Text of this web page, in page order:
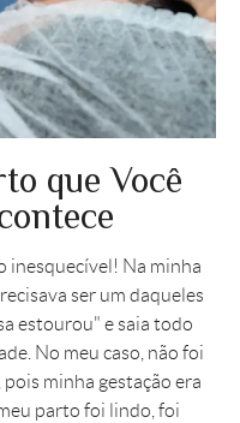
que Você
inesquecível! Na minha
ser um daqueles
estourou" e saia todo
No meu caso, não foi
pois minha gestação era
parto foi lindo, foi